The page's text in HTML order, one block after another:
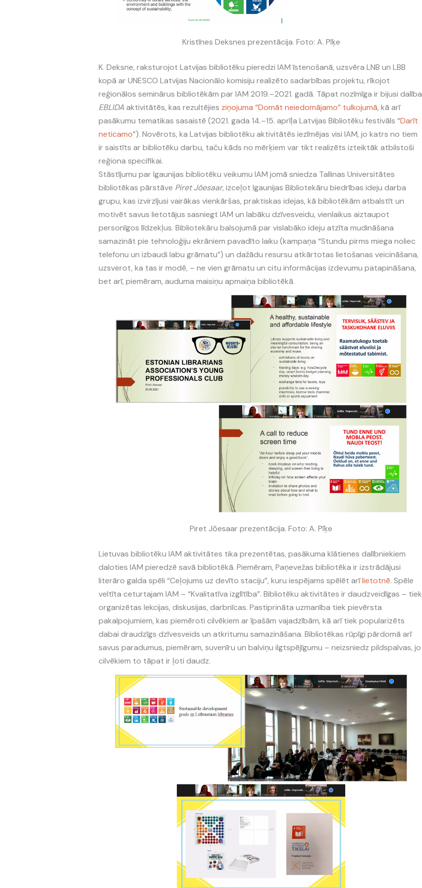
Kristīnes Deksnes prezentācija. Foto: A. Pīķe
K. Deksne, raksturojot Latvijas bibliotēku pieredzi IAM īstenošanā, uzsvēra LNB un LBB
kopā ar UNESCO Latvijas Nacionālo komisiju realizēto sadarbības projektu, rīkojot
reģionālos seminārus bibliotēkām par IAM 2019.–2021. gadā. Tāpat nozīmīga ir bijusi dalība
EBLIDA aktivitātēs, kas rezultējies ziņojuma “Domāt neiedomājamo” tulkojumā, kā arī
pasākumu tematikas sasaistē (2021. gada 14.–15. aprīļa Latvijas Bibliotēku festivāls “Darīt
neticamo”). Novērots, ka Latvijas bibliotēku aktivitātēs iezīmējas visi IAM, jo katrs no tiem
ir saistīts ar bibliotēku darbu, taču kāds no mērķiem var tikt realizēts izteiktāk atbilstoši
reģiona specifikai.
Stāstījumu par Igaunijas bibliotēku veikumu IAM jomā sniedza Tallinas Universitātes
bibliotēkas pārstāve Piret Jõesaar, izceļot Igaunijas Bibliotekāru biedrības ideju darba
grupu, kas izvirzījusi vairākas vienkāršas, praktiskas idejas, kā bibliotēkām atbalstīt un
motivēt savus lietotājus sasniegt IAM un labāku dzīvesveidu, vienlaikus aiztaupot
personīgos līdzekļus. Bibliotekāru balsojumā par vislabāko ideju atzīta mudināšana
samazināt pie tehnoloģiju ekrāniem pavadīto laiku (kampaņa “Stundu pirms miega noliec
telefonu un izbaudi labu grāmatu”) un dažādu resursu atkārtotas lietošanas veicināšana,
uzsverot, ka tas ir modē, – ne vien grāmatu un citu informācijas izdevumu patapināšana,
bet arī, piemēram, auduma maisiņu apmaiņa bibliotēkā.
Piret Jõesaar prezentācija. Foto: A. Pīķe
Lietuvas bibliotēku IAM aktivitātes tika prezentētas, pasākuma klātienes dalībniekiem
daloties IAM pieredzē savā bibliotēkā. Piemēram, Paņevežas bibliotēka ir izstrādājusi
literāro galda spēli “Ceļojums uz devīto staciju”, kuru iespējams spēlēt arīlietotnē. Spēle
veltīta ceturtajam IAM – “Kvalitatīva izglītība”. Bibliotēku aktivitātes ir daudzveidīgas – tiek
organizētas lekcijas, diskusijas, darbnīcas. Pastiprināta uzmanība tiek pievērsta
pakalpojumiem, kas piemēroti cilvēkiem ar īpašām vajadzībām, kā arī tiek popularizēts
dabai draudzīgs dzīvesveids un atkritumu samazināšana. Bibliotēkas rūpīgi pārdomā arī
savus paradumus, piemēram, suvenīru un balviņu ilgtspējīgumu – neizsniedz pildspalvas, jo
cilvēkiem to tāpat ir ļoti daudz.